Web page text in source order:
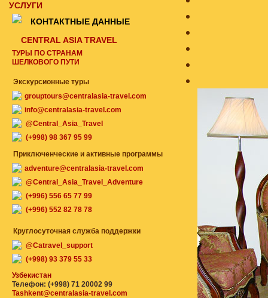
УСЛУГИ
КОНТАКТНЫЕ ДАННЫЕ
CENTRAL ASIA TRAVEL
ТУРЫ ПО СТРАНАМ
ШЕЛКОВОГО ПУТИ
Экскурсионные туры
grouptours@centralasia-travel.com
info@centralasia-travel.com
@Central_Asia_Travel
(+998) 98 367 95 99
Приключенческие и активные программы
adventure@centralasia-travel.com
@Central_Asia_Travel_Adventure
(+996) 556 65 77 99
(+996) 552 82 78 78
Круглосуточная служба поддержки
@Catravel_support
(+998) 93 379 55 33
Узбекистан
Телефон: (+998) 71 20002 99
Tashkent@centralasia-travel.com